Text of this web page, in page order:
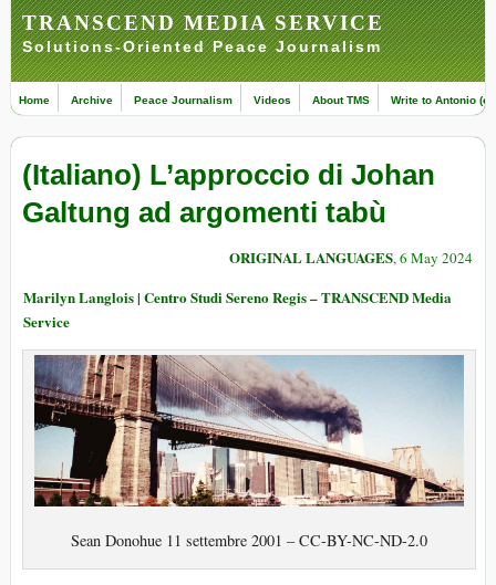
TRANSCEND MEDIA SERVICE
Solutions-Oriented Peace Journalism
Home Archive Peace Journalism Videos About TMS Write to Antonio
(Italiano) L’approccio di Johan
Galtung ad argomenti tabù
ORIGINAL LANGUAGES, 6 May 2024
Marilyn Langlois | Centro Studi Sereno Regis – TRANSCEND Media
Service
Sean Donohue 11 settembre 2001 – CC-BY-NC-ND-2.0